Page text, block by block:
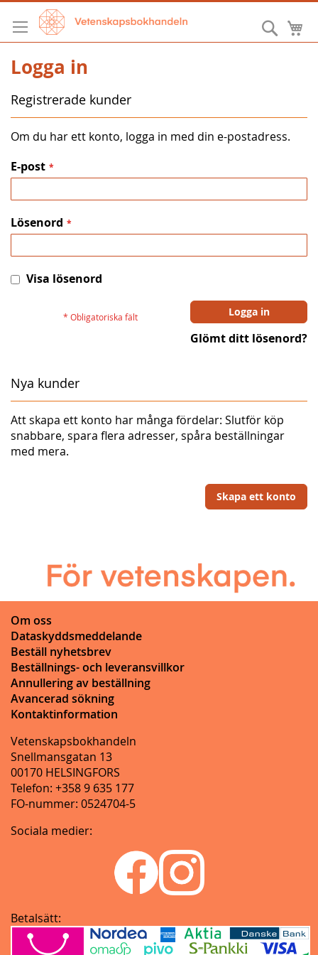
Hoppa
till
innehållet
Sök
Logga in
Registrerade kunder
Om du har ett konto, logga in med din e-postadress.
E-post
Lösenord
Visa lösenord
Logga in
Glömt ditt lösenord?
Nya kunder
Att skapa ett konto har många fördelar: Slutför köp
snabbare, spara flera adresser, spåra beställningar
med mera.
Skapa ett konto
Om oss
Dataskyddsmeddelande
Beställ nyhetsbrev
Beställnings- och leveransvillkor
Annullering av beställning
Avancerad sökning
Kontaktinformation
Vetenskapsbokhandeln
Snellmansgatan 13
00170 HELSINGFORS
Telefon: +358 9 635 177
FO-nummer: 0524704-5
Sociala medier:
Betalsätt: